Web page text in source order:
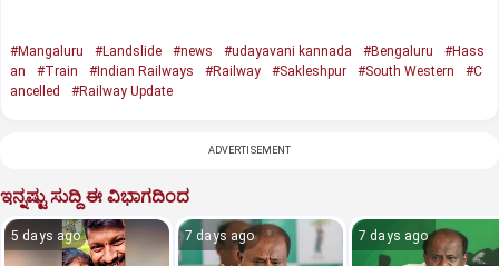
#Mangaluru #Landslide #news #udayavani kannada #Bengaluru
#Hass
an
#Train #Indian Railways #Railway #Sakleshpur #South Western
#C
ancelled
#Railway Update
ADVERTISEMENT
ಇನ್ನಷ್ಟು ಸುದ್ದಿ ಈ ವಿಭಾಗದಿಂದ
5 days ago 7 days ago 7 days ago